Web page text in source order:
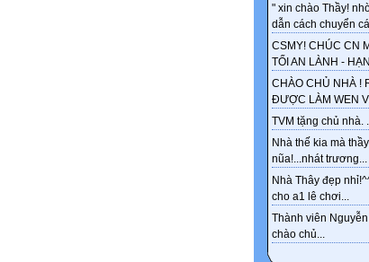
" xin chào Thầy!
dẫn cách chuyển
CSMY! CHÚC CN
TỐI AN LÀNH -
CHÀO CHỦ NHÀ !
ĐƯỢC LÀM WEN
TVM tặng chủ nhà.
Nhà thế kia mà
nũa!...nhát trương...
Nhà Thây đẹp
cho a1 lê chơi...
Thành viên
chào chủ...